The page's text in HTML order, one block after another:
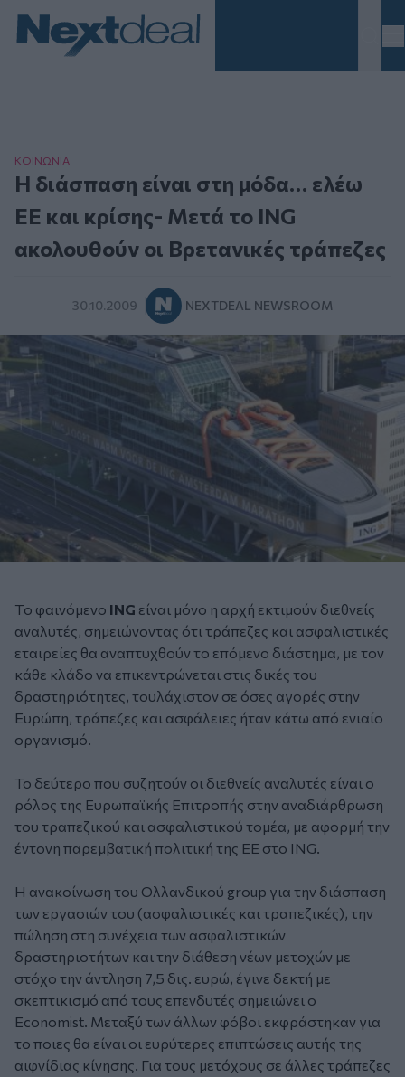
ΚΟΙΝΩΝΙΑ
Η διάσπαση είναι στη μόδα… ελέω
ΕΕ και κρίσης- Μετά το ING
ακολουθούν οι Βρετανικές τράπεζες
30.10.2009 NEXTDEAL NEWSROOM
Τo φαινόμενο ING είναι μόνο η αρχή εκτιμούν διεθνείς
αναλυτές, σημειώνοντας ότι τράπεζες και ασφαλιστικές
εταιρείες θα αναπτυχθούν το επόμενο διάστημα, με τον
κάθε κλάδο να επικεντρώνεται στις δικές του
δραστηριότητες, τουλάχιστον σε όσες αγορές στην
Ευρώπη, τράπεζες και ασφάλειες ήταν κάτω από ενιαίο
οργανισμό.
Το δεύτερο που συζητούν οι διεθνείς αναλυτές είναι ο
ρόλος της Ευρωπαϊκής Επιτροπής στην αναδιάρθρωση
του τραπεζικού και ασφαλιστικού τομέα, με αφορμή την
έντονη παρεμβατική πολιτική της ΕΕ στο ING.
Η ανακοίνωση του Ολλανδικού group για την διάσπαση
των εργασιών του (ασφαλιστικές και τραπεζικές), την
πώληση στη συνέχεια των ασφαλιστικών
δραστηριοτήτων και την διάθεση νέων μετοχών με
στόχο την άντληση 7,5 δις. ευρώ, έγινε δεκτή με
σκεπτικισμό από τους επενδυτές σημειώνει ο
Economist. Μεταξύ των άλλων φόβοι εκφράστηκαν για
το ποιες θα είναι οι ευρύτερες επιπτώσεις αυτής της
αιφνίδιας κίνησης. Για τους μετόχους σε άλλες τράπεζες